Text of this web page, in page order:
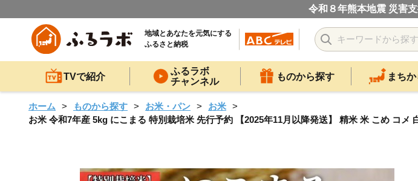
令和８年熊本地震 災害
地域とあなたを元気にする
ふるさと納税
TVで紹介
ふるラボ
チャンネル
ものから探す まち
ホーム ものから探す お米・パン
お米
お米 令和7年産 5kg にこまる 特別栽培米 先行予約 【2025年11月以降発送】 精米 米 こめ コメ